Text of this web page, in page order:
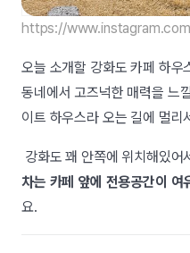
https://
오늘 소개할 강화도 카페 하우
동네에서 고즈넉한 매력을 느
이트 하우스라 오는 길에 멀리
강화도 꽤 안쪽에 위치해있어
차는 카페 앞에 전용공간이 여
요.